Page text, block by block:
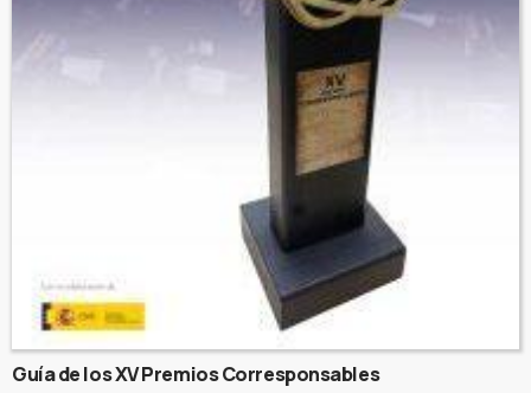
Guía de los XV Premios Corresponsables